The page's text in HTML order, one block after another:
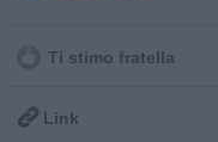
Ti stimo fratella
 Link